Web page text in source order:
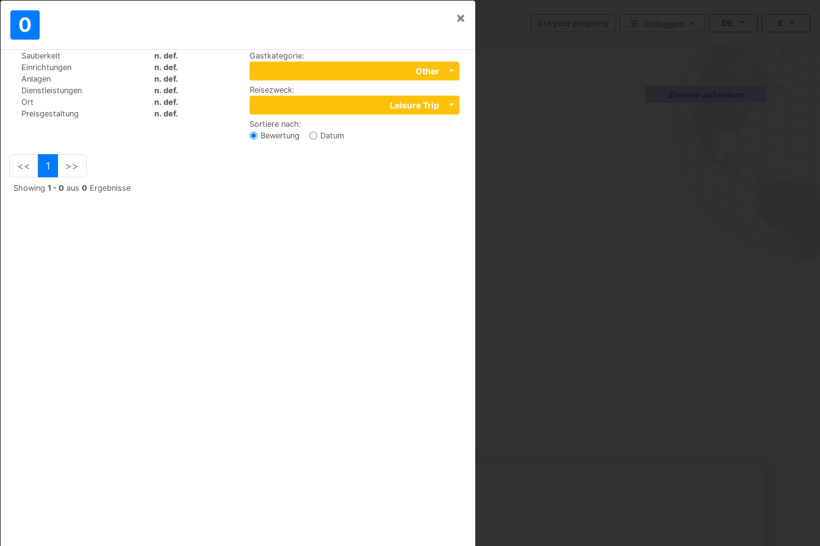
0 ×
Sauberkeit
n. def.
Einrichtungen
n. def.
Anlagen
n. def.
Dienstleistungen
n. def.
Ort
n. def.
Preisgestaltung
n. def.
Gastkategorie:
Other
Reisezweck:
Leisure Trip
Sortiere nach:
Bewertung
Datum
<< 1 >>
Showing 1 - 0 aus 0 Ergebnisse
DE €
Weltweit Urgup
Dere Suites Cappadocia
Dereler Mah. No:49, 50400